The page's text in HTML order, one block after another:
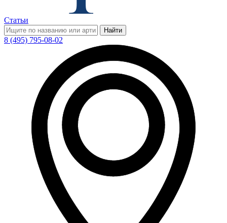
Статьи
Найти
8 (495) 795-08-02